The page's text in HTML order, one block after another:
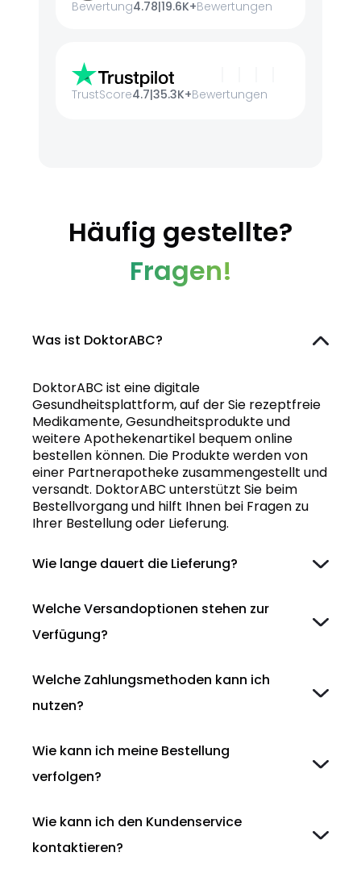
Bewertung4.78|19.6K+Bewertungen
TrustScore4.7|35.3K+Bewertungen
Häufig gestellte?
Fragen!
Was ist DoktorABC?
DoktorABC ist eine digitale
Gesundheitsplattform, auf der Sie rezeptfreie
Medikamente, Gesundheitsprodukte und
weitere Apothekenartikel bequem online
bestellen können. Die Produkte werden von
einer Partnerapotheke zusammengestellt und
versandt. DoktorABC unterstützt Sie beim
Bestellvorgang und hilft Ihnen bei Fragen zu
Ihrer Bestellung oder Lieferung.
Wie lange dauert die Lieferung?
Welche Versandoptionen stehen zur
Verfügung?
Welche Zahlungsmethoden kann ich
nutzen?
Wie kann ich meine Bestellung
verfolgen?
Wie kann ich den Kundenservice
kontaktieren?